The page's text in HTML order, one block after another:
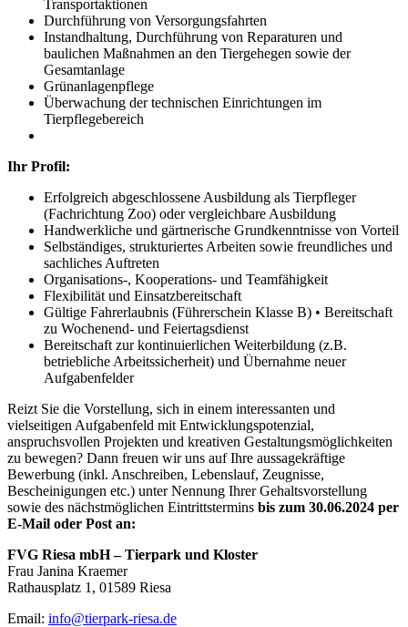
Transportaktionen
Durchführung von Versorgungsfahrten
Instandhaltung, Durchführung von Reparaturen und
baulichen Maßnahmen an den Tiergehegen sowie der
Gesamtanlage
Grünanlagenpflege
Überwachung der technischen Einrichtungen im
Tierpflegebereich
Ihr Profil:
Erfolgreich abgeschlossene Ausbildung als Tierpfleger
(Fachrichtung Zoo) oder vergleichbare Ausbildung
Handwerkliche und gärtnerische Grundkenntnisse von Vorteil
Selbständiges, strukturiertes Arbeiten sowie freundliches und
sachliches Auftreten
Organisations-, Kooperations- und Teamfähigkeit
Flexibilität und Einsatzbereitschaft
Gültige Fahrerlaubnis (Führerschein Klasse B) • Bereitschaft
zu Wochenend- und Feiertagsdienst
Bereitschaft zur kontinuierlichen Weiterbildung (z.B.
betriebliche Arbeitssicherheit) und Übernahme neuer
Aufgabenfelder
Reizt Sie die Vorstellung, sich in einem interessanten und
vielseitigen Aufgabenfeld mit Entwicklungspotenzial,
anspruchsvollen Projekten und kreativen Gestaltungsmöglichkeiten
zu bewegen? Dann freuen wir uns auf Ihre aussagekräftige
Bewerbung (inkl. Anschreiben, Lebenslauf, Zeugnisse,
Bescheinigungen etc.) unter Nennung Ihrer Gehaltsvorstellung
sowie des nächstmöglichen Eintrittstermins bis zum 30.06.2024 per
E-Mail oder Post an:
FVG Riesa mbH – Tierpark und Kloster
Frau Janina Kraemer
Rathausplatz 1, 01589 Riesa
Email: info@tierpark-riesa.de